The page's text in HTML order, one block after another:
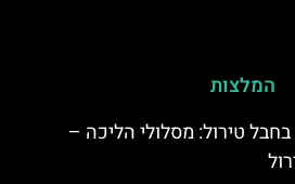
המלצות
בקתת Olpererhütte בחבל טירול: מסלולי הליכה –